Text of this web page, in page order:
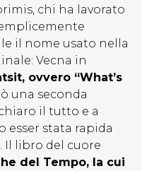
chi ha lavorato
il nome usato nella
Vecna in
ovvero “What’s
una seconda
il tutto e a
esser stata rapida
Il libro del cuore
del Tempo, la cui